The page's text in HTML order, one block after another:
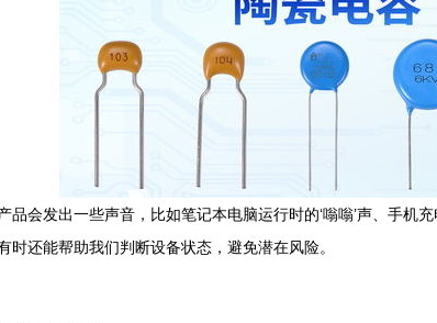
会发出一些声音，比如笔记本电脑运行时的‘嗡嗡’声、手机
还能帮助我们判断设备状态，避免潜在风险。